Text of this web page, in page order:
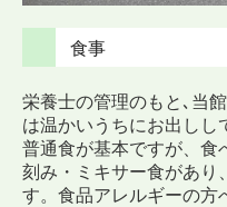
食事
栄養士の管理のもと､当
は温かいうちにお出しし
普通食が基本ですが、食
刻み・ミキサー食があり
す。食品アレルギーの方